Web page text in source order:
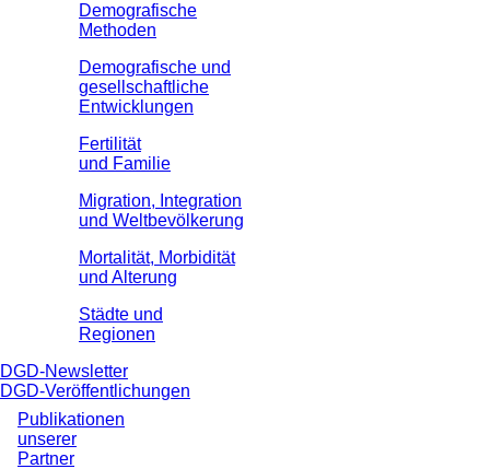
Demografische
Methoden
Demografische und
gesellschaftliche
Entwicklungen
Fertilität
und Familie
Migration, Integration
und Weltbevölkerung
Mortalität, Morbidität
und Alterung
Städte und
Regionen
DGD-Newsletter
DGD-Veröffentlichungen
Publikationen
unserer
Partner